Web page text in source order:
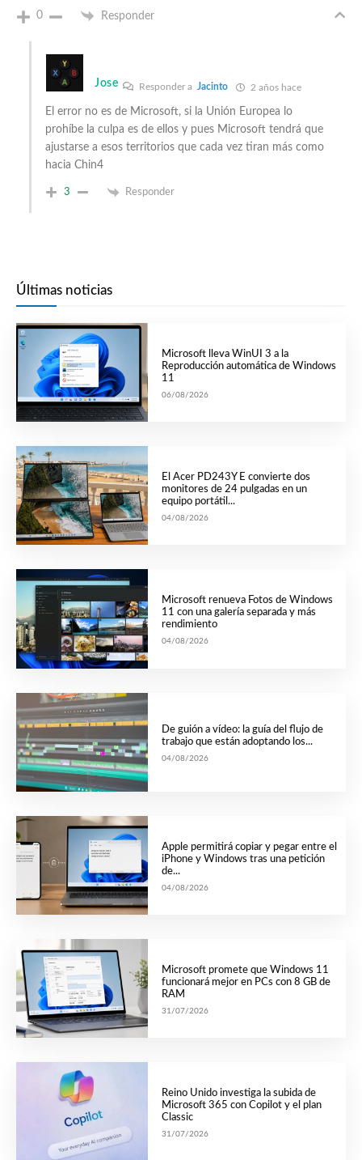
0 Responder
Jose Responder a Jacinto 2 años hace
El error no es de Microsoft, si la Unión Europea lo
prohíbe la culpa es de ellos y pues Microsoft tendrá que
ajustarse a esos territorios que cada vez tiran más como
hacia Chin4
3 Responder
Últimas noticias
Microsoft lleva WinUI 3 a la
Reproducción automática de Windows
11
06/08/2026
El Acer PD243Y E convierte dos
monitores de 24 pulgadas en un
equipo portátil...
04/08/2026
Microsoft renueva Fotos de Windows
11 con una galería separada y más
rendimiento
04/08/2026
De guión a vídeo: la guía del flujo de
trabajo que están adoptando los...
04/08/2026
Apple permitirá copiar y pegar entre el
iPhone y Windows tras una petición
de...
04/08/2026
Microsoft promete que Windows 11
funcionará mejor en PCs con 8 GB de
RAM
31/07/2026
Reino Unido investiga la subida de
Microsoft 365 con Copilot y el plan
Classic
31/07/2026